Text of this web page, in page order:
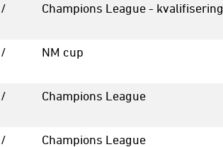
Champions League - kvalifisering
NM cup
Champions League
Champions League